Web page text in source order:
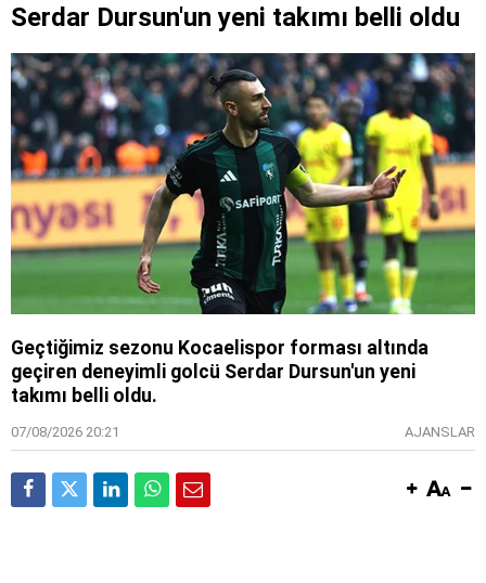
Serdar Dursun'un yeni takımı belli oldu
Geçtiğimiz sezonu Kocaelispor forması altında
geçiren deneyimli golcü Serdar Dursun'un yeni
takımı belli oldu.
07/08/2026 20:21 AJANSLAR